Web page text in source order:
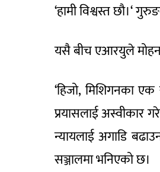
‘हामी विश्वस्त छौ।‘
यसै बीच एआरयुले
‘हिजो, मिशिगनका
प्रयासलाई अस्वीकार
न्यायलाई अगाडि
सञ्जालमा भनिएको छ।